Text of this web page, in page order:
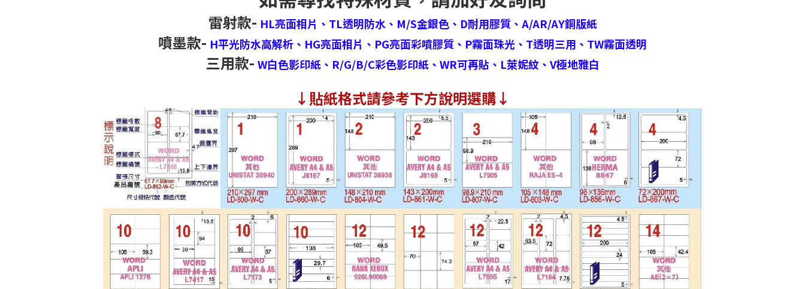
雷射款- HL亮面相片、 TL透明防水、 M/S金銀色、 D耐用膠質、 A/AR/AY銅版紙
噴墨款- H平光防水高解析、 HG亮面相片、 PG亮面彩噴膠質、 P霧面珠光、 T透明三用、 TW霧面透明
三用款- W白色影印紙、 R/G/B/C彩色影印紙、 WR可再貼、 L萊妮紋、 V極地雅白
↓ 貼紙格式請參考下方說明選購↓